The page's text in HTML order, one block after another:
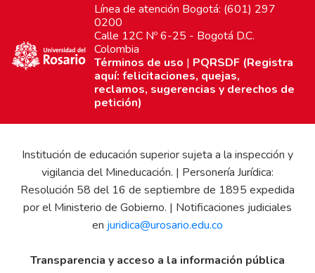
Línea de atención Bogotá: (601) 297
0200
Calle 12C Nº 6-25 - Bogotá D.C.
Colombia
Términos de uso | PQRSDF (Registra
aquí: felicitaciones, quejas,
reclamos, sugerencias y derechos de
petición)
Institución de educación superior sujeta a la inspección y
vigilancia del Mineducación. | Personería Jurídica:
Resolución 58 del 16 de septiembre de 1895 expedida
por el Ministerio de Gobierno. | Notificaciones judiciales
en juridica@urosario.edu.co
Transparencia y acceso a la información pública